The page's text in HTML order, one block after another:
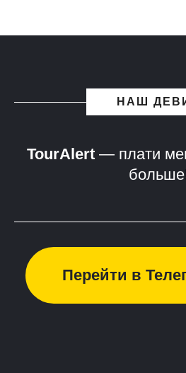
НАШ
TourAlert — плати
Перейти в